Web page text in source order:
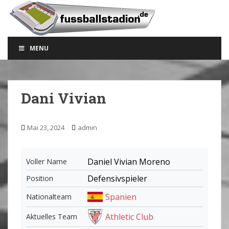
a
c
MENU
Dani Vivian
Mai 23, 2024 admin
Voller Name Daniel Vivian Moreno
Position Defensivspieler
Nationalteam Spanien
Aktuelles Team Athletic Club